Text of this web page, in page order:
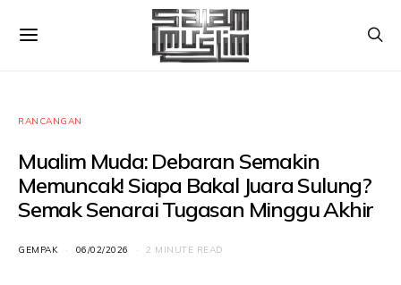
RANCANGAN
Mualim Muda: Debaran Semakin
Memuncak! Siapa Bakal Juara Sulung?
Semak Senarai Tugasan Minggu Akhir
GEMPAK 06/02/2026 2 MINUTE READ